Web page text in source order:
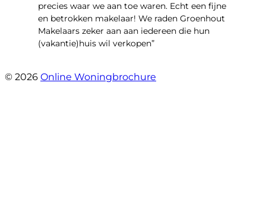
precies waar we aan toe waren. Echt een fijne
en betrokken makelaar! We raden Groenhout
Makelaars zeker aan aan iedereen die hun
(vakantie)huis wil verkopen”
© 2026 Online Woningbrochure